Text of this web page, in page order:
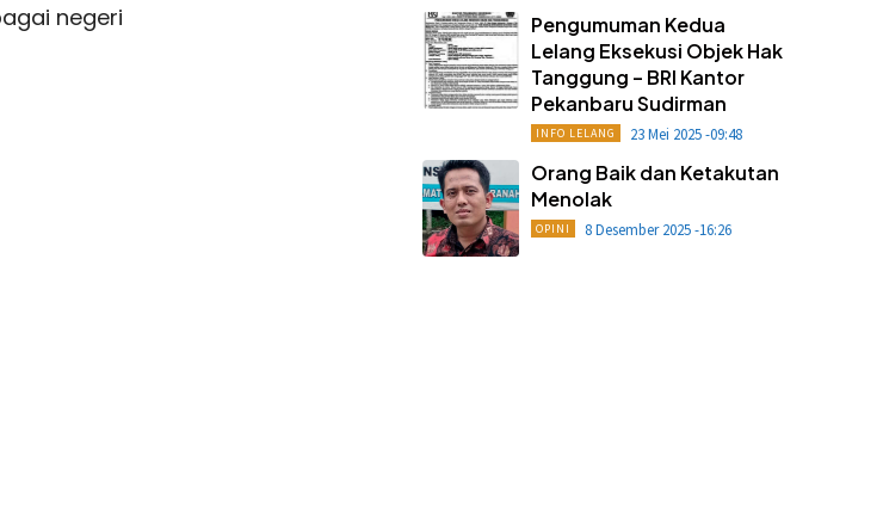
negeri
Pengumuman Kedua
Lelang Eksekusi Objek Hak
Tanggung – BRI Kantor
Pekanbaru Sudirman
INFO LELANG 23 Mei 2025 -09:48
Orang Baik dan Ketakutan
Menolak
OPINI 8 Desember 2025 -16:26